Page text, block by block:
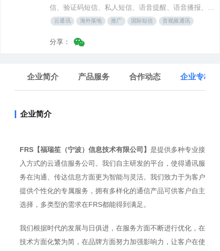
信、验证码短信、私人短信、语音提醒、语音播报、语
音验证、私人语音、邮件服务、社交媒体服务等等，我
通信产品可供客户自主选择，多类型的需求在FRS都能
云通讯 海外落地 推广 国际短信 音视频通讯
分享：
企业简介 产品服务 合作动态 企业专栏
企业简介
FRS【福瑞笙（宁波）信息技术有限公司】 是提供多种专业接
入方式的云通信服务公司。我们自主研发的平台，使得通讯服
务在沟通、传达信息方面更为智能与灵活。我们致力于为客户
提供个性化的专属服务，拥有多样化的通信产品可供客户自主
选择，多类型的需求在FRS都能得到满足。
我们根据时代的发展与日俱进，在服务方面不断进行优化，在
技术方面化繁为简，在品牌方面努力加强影响力，让客户在使